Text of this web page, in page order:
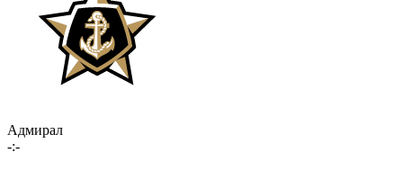
Адмирал
-:-